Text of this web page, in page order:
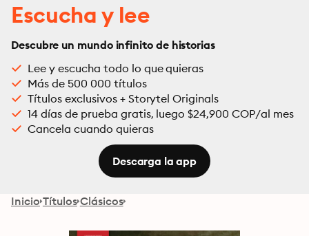
Escucha y lee
Descubre un mundo infinito de historias
Lee y escucha todo lo que quieras
Más de 500 000 títulos
Títulos exclusivos + Storytel Originals
14 días de prueba gratis, luego $24,900 COP/al mes
Cancela cuando quieras
Descarga la app
Inicio Títulos Clásicos